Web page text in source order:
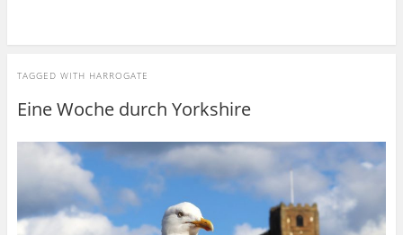
TAGGED WITH HARROGATE
Eine Woche durch Yorkshire